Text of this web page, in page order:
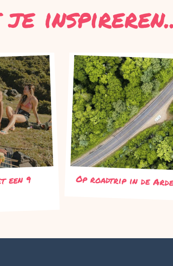
een 9 Op roadtrip in de